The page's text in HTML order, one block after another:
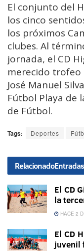
El conjunto del
los cinco
los próximos
clubes. Al
jornada, el CD
merecido trofeo
José Manuel
Fútbol Playa de
de Fútbol.
Tags: Deportes
RelacionadoEntradas
El CD
la
HACE 2
El CD
juvenil